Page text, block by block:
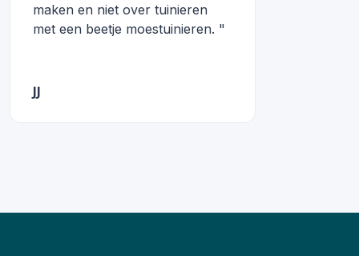
maken en niet over tuinieren
met een beetje moestuinieren. "
JJ